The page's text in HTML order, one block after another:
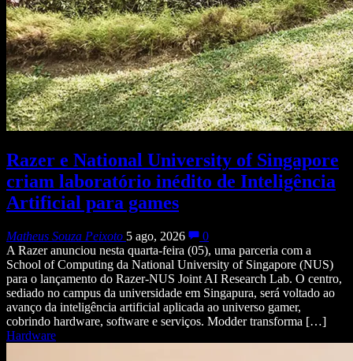
Razer e National University of Singapore
criam laboratório inédito de Inteligência
Artificial para games
Matheus Souza Peixoto 5 ago, 2026
0
A Razer anunciou nesta quarta-feira (05), uma parceria com a
School of Computing da National University of Singapore (NUS)
para o lançamento do Razer-NUS Joint AI Research Lab. O centro,
sediado no campus da universidade em Singapura, será voltado ao
avanço da inteligência artificial aplicada ao universo gamer,
cobrindo hardware, software e serviços. Modder transforma […]
Hardware